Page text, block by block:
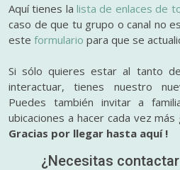
Aquí tienes lalista de enlaces de
caso de que tu grupo o canal no
este formulario para que se
Si sólo quieres estar al tanto
interactuar, tienes nuestro
Puedes también invitar a
ubicaciones a hacer cada vez
Gracias por llegar hasta aquí !
¿Necesitas